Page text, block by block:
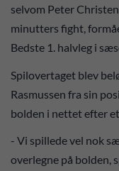
selvom Peter
minutters fight,
Bedste 1. halvleg i
Spilovertaget blev
Rasmussen fra sin
bolden i nettet efter
- Vi spillede vel nok
overlegne på bolden,